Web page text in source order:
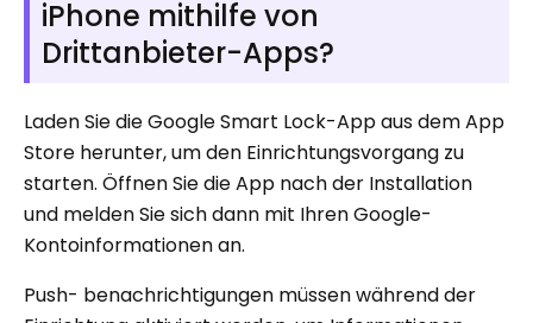
iPhone mithilfe von
Drittanbieter-Apps?
Laden Sie die Google Smart Lock-App aus dem App
Store herunter, um den Einrichtungsvorgang zu
starten. Öffnen Sie die App nach der Installation
und melden Sie sich dann mit Ihren Google-
Kontoinformationen an.
Push- benachrichtigungen müssen während der